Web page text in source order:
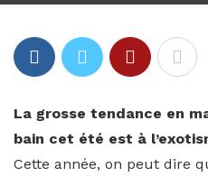
La grosse tendance en
bain cet été est à
Cette année, on peut dire